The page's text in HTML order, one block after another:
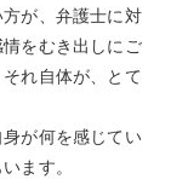
が、弁護士に対
をむき出しにご
れ自体が、とて
が何を感じてい
ます。